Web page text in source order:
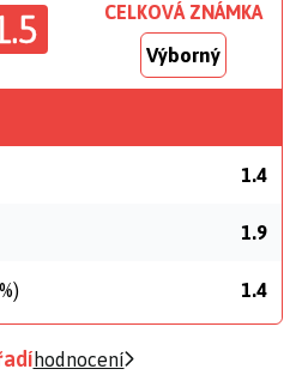
CELKOVÁ ZNÁMKA
Výborný
1.4
1.9
1.4
hodnocení